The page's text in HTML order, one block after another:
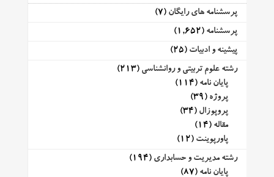
پرسشنامه های رایگان (7)
پرسشنامه (1,652)
پیشینه و ادبیات (25)
رشته علوم تربیتی و روانشناسی (213)
پایان نامه (114)
پروژه (39)
پروپوزال (34)
مقاله (14)
پاورپوینت (12)
رشته مدیریت و حسابداری (194)
پایان نامه (87)